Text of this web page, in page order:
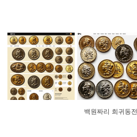
백원짜리 희귀동전